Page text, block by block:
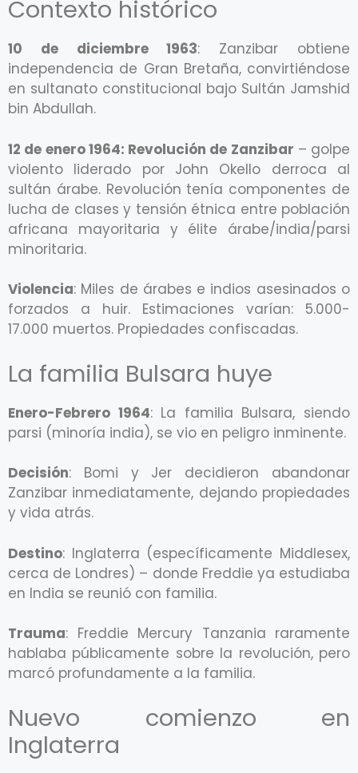
Contexto histórico
10 de diciembre 1963: Zanzibar obtiene
independencia de Gran Bretaña, convirtiéndose
en sultanato constitucional bajo Sultán Jamshid
bin Abdullah.
12 de enero 1964: Revolución de Zanzibar – golpe
violento liderado por John Okello derroca al
sultán árabe. Revolución tenía componentes de
lucha de clases y tensión étnica entre población
africana mayoritaria y élite árabe/india/parsi
minoritaria.
Violencia: Miles de árabes e indios asesinados o
forzados a huir. Estimaciones varían: 5.000-
17.000 muertos. Propiedades confiscadas.
La familia Bulsara huye
Enero-Febrero 1964: La familia Bulsara, siendo
parsi (minoría india), se vio en peligro inminente.
Decisión: Bomi y Jer decidieron abandonar
Zanzibar inmediatamente, dejando propiedades
y vida atrás.
Destino: Inglaterra (específicamente Middlesex,
cerca de Londres) – donde Freddie ya estudiaba
en India se reunió con familia.
Trauma: Freddie Mercury Tanzania raramente
hablaba públicamente sobre la revolución, pero
marcó profundamente a la familia.
Nuevo comienzo en
Inglaterra